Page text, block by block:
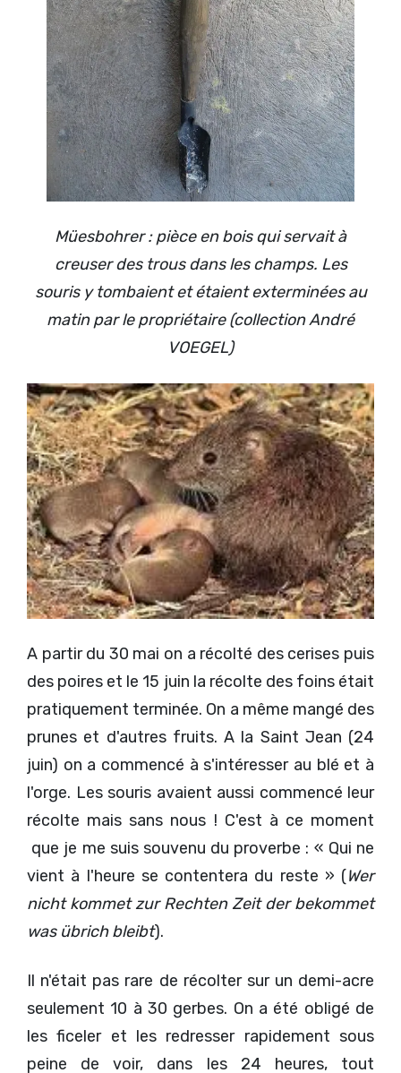
Müesbohrer : pièce en bois qui servait à
creuser des trous dans les champs. Les
souris y tombaient et étaient exterminées au
matin par le propriétaire (collection André
VOEGEL)
A partir du 30 mai on a récolté des cerises puis
des poires et le 15 juin la récolte des foins était
pratiquement terminée. On a même mangé des
prunes et d'autres fruits. A la Saint Jean (24
juin) on a commencé à s'intéresser au blé et à
l'orge. Les souris avaient aussi commencé leur
récolte mais sans nous ! C'est à ce moment
que je me suis souvenu du proverbe : « Qui ne
vient à l'heure se contentera du reste » (Wer
nicht kommet zur Rechten Zeit der bekommet
was übrich bleibt).
Il n'était pas rare de récolter sur un demi-acre
seulement 10 à 30 gerbes. On a été obligé de
les ficeler et les redresser rapidement sous
peine de voir, dans les 24 heures, tout